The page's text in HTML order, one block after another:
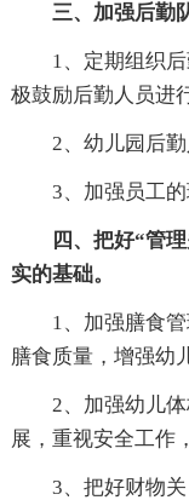
三、加强后勤
1、定期组织
极鼓励后勤人员进
2、幼儿园后
3、加强员工
四、把好“管
实的基础。
1、加强膳食
膳食质量，增强幼
2、加强幼儿
展，重视安全工作
3、把好财物